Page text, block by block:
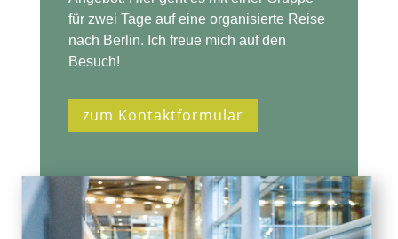
für zwei Tage auf eine organisierte Reise
nach Berlin. Ich freue mich auf den
Besuch!
zum Kontaktformular